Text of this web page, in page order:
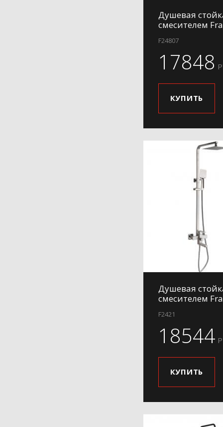
Душевая
смесителем
F24807
17848
КУПИТЬ
Душевая
смесителем
F2421
18544
КУПИТЬ